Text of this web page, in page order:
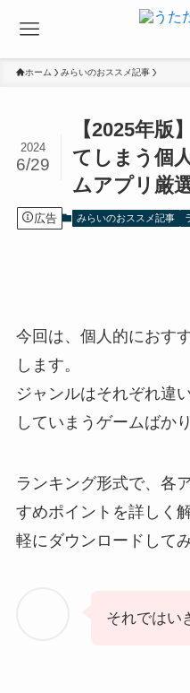
ホーム みらいのおススメ記事
【2025年版
てしまう個
ムアプリ厳
2024
6/29
広告 みらいのおススメ記事
今回は、個人的におす
します。
ジャンルはそれぞれ違
していまうゲームばか
ランキング形式で、各
すめポイントを詳しく
軽にダウンロードして
それではい